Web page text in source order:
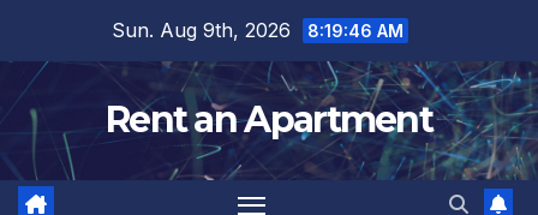
content
Sun. Aug 9th, 2026 8:19:47 AM
Rent an Apartment